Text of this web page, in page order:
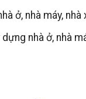
ở, nhà máy,
nhà ở, nhà